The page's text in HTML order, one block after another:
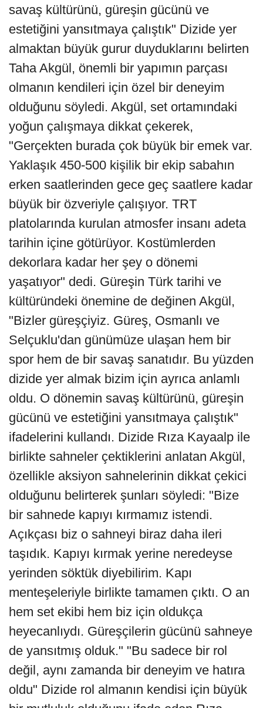
savaş kültürünü, güreşin gücünü ve
estetiğini yansıtmaya çalıştık" Dizide yer
almaktan büyük gurur duyduklarını belirten
Taha Akgül, önemli bir yapımın parçası
olmanın kendileri için özel bir deneyim
olduğunu söyledi. Akgül, set ortamındaki
yoğun çalışmaya dikkat çekerek,
"Gerçekten burada çok büyük bir emek var.
Yaklaşık 450-500 kişilik bir ekip sabahın
erken saatlerinden gece geç saatlere kadar
büyük bir özveriyle çalışıyor. TRT
platolarında kurulan atmosfer insanı adeta
tarihin içine götürüyor. Kostümlerden
dekorlara kadar her şey o dönemi
yaşatıyor" dedi. Güreşin Türk tarihi ve
kültüründeki önemine de değinen Akgül,
"Bizler güreşçiyiz. Güreş, Osmanlı ve
Selçuklu'dan günümüze ulaşan hem bir
spor hem de bir savaş sanatıdır. Bu yüzden
dizide yer almak bizim için ayrıca anlamlı
oldu. O dönemin savaş kültürünü, güreşin
gücünü ve estetiğini yansıtmaya çalıştık"
ifadelerini kullandı. Dizide Rıza Kayaalp ile
birlikte sahneler çektiklerini anlatan Akgül,
özellikle aksiyon sahnelerinin dikkat çekici
olduğunu belirterek şunları söyledi: "Bize
bir sahnede kapıyı kırmamız istendi.
Açıkçası biz o sahneyi biraz daha ileri
taşıdık. Kapıyı kırmak yerine neredeyse
yerinden söktük diyebilirim. Kapı
menteşeleriyle birlikte tamamen çıktı. O an
hem set ekibi hem biz için oldukça
heyecanlıydı. Güreşçilerin gücünü sahneye
de yansıtmış olduk." "Bu sadece bir rol
değil, aynı zamanda bir deneyim ve hatıra
oldu" Dizide rol almanın kendisi için büyük